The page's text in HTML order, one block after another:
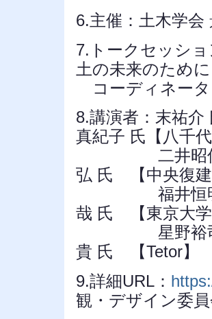
6.主催：土木学
7.トークセッシ
土の未来のため
コーディネータ
8.講演者：末祐
真紀子 氏【八千
二井昭佳
弘 氏 【中央復
福井恒明
哉 氏 【東京大
星野裕
貴 氏 【Tetor】
9.詳細URL：
観・デザイン委